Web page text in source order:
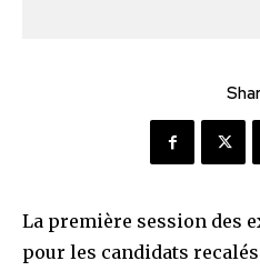
La première session des
pour les candidats recalés